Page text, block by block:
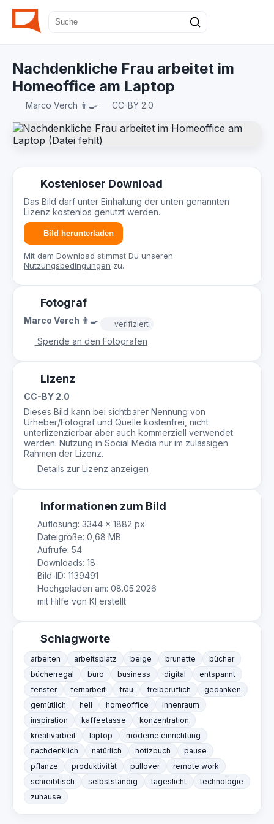
Nachdenkliche Frau arbeitet im
Homeoffice am Laptop
Marco Verch 👨‍🍳· CC-BY 2.0
Kostenloser Download
Das Bild darf unter Einhaltung der unten genannten
Lizenz kostenlos genutzt werden.
Bild herunterladen
Mit dem Download stimmst Du unseren
Nutzungsbedingungen zu.
Fotograf
Marco Verch 👨‍🍳 verifiziert
Spende an den Fotografen
Lizenz
CC-BY 2.0
Dieses Bild kann bei sichtbarer Nennung von
Urheber/Fotograf und Quelle kostenfrei, nicht
unterlizenzierbar aber auch kommerziell verwendet
werden. Nutzung in Social Media nur im zulässigen
Rahmen der Lizenz.
Details zur Lizenz anzeigen
Informationen zum Bild
Auflösung: 3344 × 1882 px
Dateigröße: 0,68 MB
Aufrufe: 54
Downloads: 18
Bild-ID: 1139491
Hochgeladen am: 08.05.2026
mit Hilfe von KI erstellt
Schlagworte
arbeiten arbeitsplatz beige brunette
bücher
bücherregal
büro business digital
entspannt
fenster
fernarbeit frau freiberuflich
gedanken
gemütlich
hell homeoffice
innenraum
inspiration
kaffeetasse
konzentration
kreativarbeit
laptop
moderne einrichtung
nachdenklich
natürlich notizbuch
pause
pflanze
produktivität pullover
remote work
schreibtisch
selbstständig tageslicht
technologie
zuhause